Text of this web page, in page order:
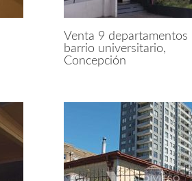
Venta 9 departamentos
barrio universitario,
Concepción